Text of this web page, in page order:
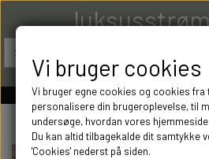
Vi bruger cookies
Vi bruger egne cookies og cookies fra
personalisere din brugeroplevelse, til
undersøge, hvordan vores
Du kan altid tilbagekalde dit samtykke
'Cookies' nederst på siden.